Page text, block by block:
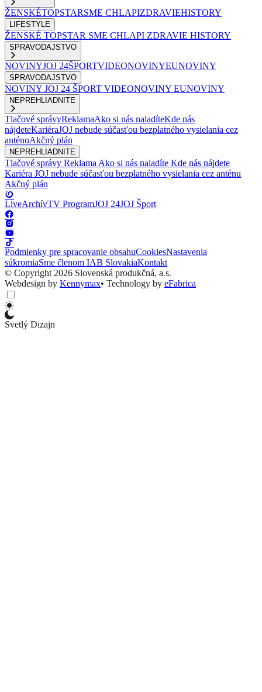
ŽENSKÉTOPSTARSME CHLAPIZDRAVIEHISTORY
LIFESTYLE
ŽENSKÉ TOPSTAR SME CHLAPI ZDRAVIE HISTORY
SPRAVODAJSTVO
NOVINYJOJ 24ŠPORTVIDEONOVINYEUNOVINY
SPRAVODAJSTVO
NOVINY JOJ 24 ŠPORT VIDEONOVINY EUNOVINY
NEPREHLIADNITE
Tlačové správyReklamaAko si nás naladíteKde nás
nájdeteKariéraJOJ nebude súčasťou bezplatného vysielania cez
anténuAkčný plán
NEPREHLIADNITE
Tlačové správy Reklama Ako si nás naladíte Kde nás nájdete
Kariéra JOJ nebude súčasťou bezplatného vysielania cez anténu
Akčný plán
LiveArchívTV ProgramJOJ 24JOJ Šport
Podmienky pre spracovanie obsahuCookiesNastavenia
súkromiaSme členom IAB SlovakiaKontakt
© Copyright 2026 Slovenská produkčná, a.s.
Webdesign by Kennymax• Technology by eFabrica
Svetlý Dizajn